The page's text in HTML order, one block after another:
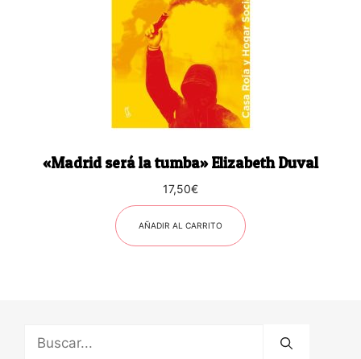
«Madrid será la tumba» Elizabeth Duval
17,50€
AÑADIR AL CARRITO
Buscar: